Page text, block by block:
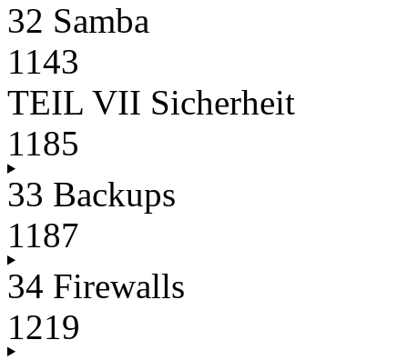
32 Samba
1143
TEIL VII Sicherheit
1185
33 Backups
1187
34 Firewalls
1219